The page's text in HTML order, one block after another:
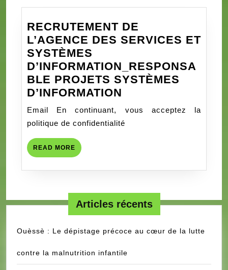
ET
DES
(CVSPA
DU
DES
RECRUTEMENT DE
L’AGENCE DES SERVICES ET
SYSTÈMES
D’INFORMATION_RESPONSA
BLE PROJETS SYSTÈMES
D’INFORMATION
L’AGENCE
SYSTÈMES
PROJETS
SYSTÈMES
Email En continuant, vous acceptez la
politique de confidentialité
READ MORE READ
MORE
Articles récents
Ouèssè : Le dépistage précoce au cœur de la lutte
contre la malnutrition infantile